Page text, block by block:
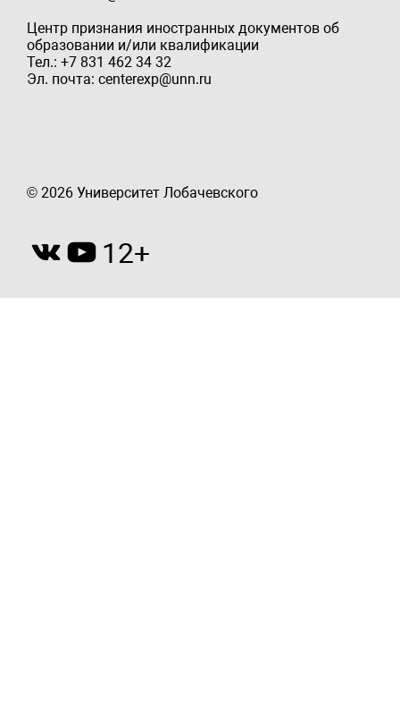
Центр признания иностранных документов об
образовании и/или квалификации
Тел.: +7 831 462 34 32
Эл. почта: centerexp@unn.ru
© 2026 Университет Лобачевского
12+